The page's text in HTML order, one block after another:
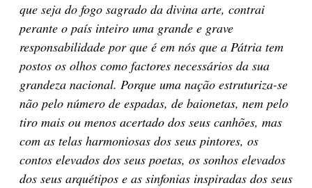
que seja do fogo sagrado da divina arte, contrai
perante o país inteiro uma grande e grave
responsabilidade por que é em nós que a Pátria tem
postos os olhos como factores necessários da sua
grandeza nacional. Porque uma nação estruturiza-se
não pelo número de espadas, de baionetas, nem pelo
tiro mais ou menos acertado dos seus canhões, mas
com as telas harmoniosas dos seus pintores, os
contos elevados dos seus poetas, os sonhos elevados
dos seus arquétipos e as sinfonias inspiradas dos seus